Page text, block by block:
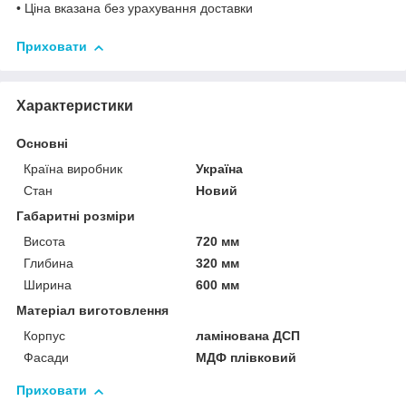
• Ціна вказана без урахування доставки
Приховати
Характеристики
Основні
Країна виробник
Україна
Стан
Новий
Габаритні розміри
Висота
720 мм
Глибина
320 мм
Ширина
600 мм
Матеріал виготовлення
Корпус
ламінована ДСП
Фасади
МДФ плівковий
Приховати